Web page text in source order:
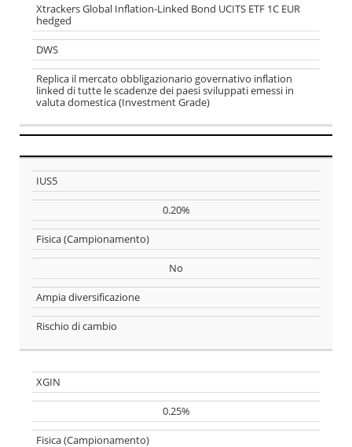
Xtrackers Global Inflation-Linked Bond UCITS ETF 1C EUR
hedged
DWS
Replica il mercato obbligazionario governativo inflation
linked di tutte le scadenze dei paesi sviluppati emessi in
valuta domestica (Investment Grade)
Ticker
Replica
PRO
IUS5
0.20%
Fisica (Campionamento)
No
Ampia diversificazione
Rischio di cambio
XGIN
0.25%
Fisica (Campionamento)